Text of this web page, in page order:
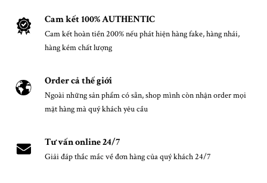
Cam kết 100% AUTHENTIC
Cam kết hoàn tiền 200% nếu phát hiện hàng fake, hàng nhái,
hàng kém chất lượng
Order cả thế giới
Ngoài những sản phẩm có sẵn, shop mình còn nhận order mọi
mặt hàng mà quý khách yêu cầu
Tư vấn online 24/7
Giải đáp thắc mắc về đơn hàng của quý khách 24/7